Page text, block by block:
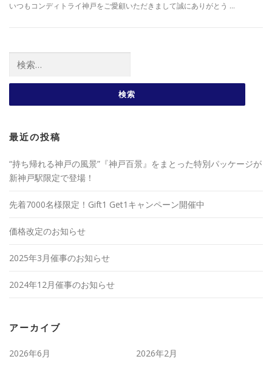
いつもコンディトライ神戸をご愛顧いただきまして誠にありがとう …
最近の投稿
“持ち帰れる神戸の風景”『神戸百景』をまとった特別パッケージが
新神戸駅限定で登場！
先着7000名様限定！Gift1 Get1キャンペーン開催中
価格改定のお知らせ
2025年3月催事のお知らせ
2024年12月催事のお知らせ
アーカイブ
2026年6月
2026年2月